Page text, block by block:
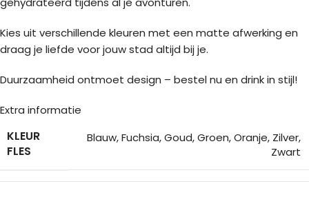
Kies uit verschillende kleuren met een matte afwerking en
draag je liefde voor jouw stad altijd bij je.
Duurzaamheid ontmoet design – bestel nu en drink in stijl!
Extra informatie
KLEUR
FLES
Blauw,Fuchsia,Goud,Groen,Oranje, Zilver,
Zwart